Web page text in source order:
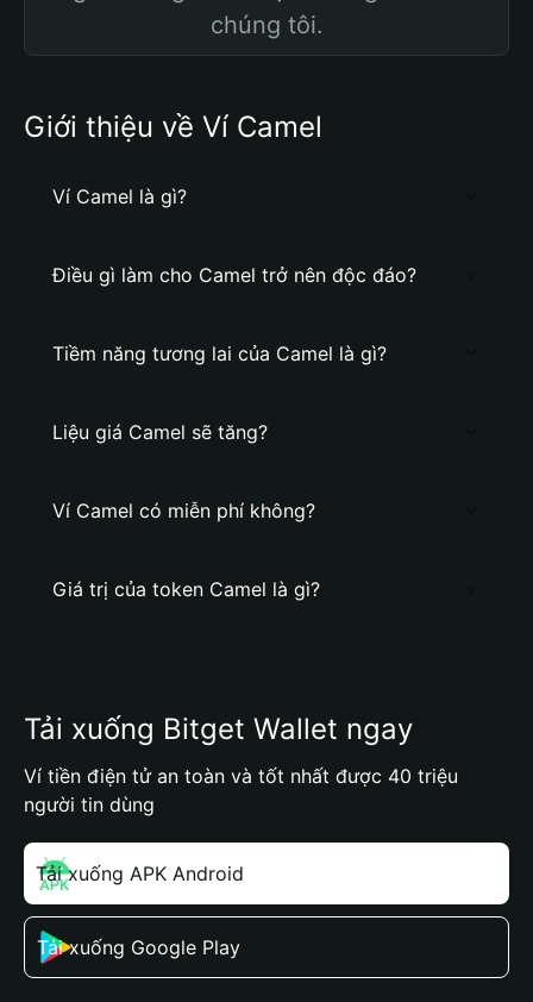
chúng tôi.
Giới thiệu về Ví Camel
Ví Camel là gì?
Điều gì làm cho Camel trở nên độc đáo?
Tiềm năng tương lai của Camel là gì?
Liệu giá Camel sẽ tăng?
Ví Camel có miễn phí không?
Giá trị của token Camel là gì?
Tải xuống Bitget Wallet ngay
Ví tiền điện tử an toàn và tốt nhất được 40 triệu
người tin dùng
Tải xuống APK Android
Tải xuống Google Play